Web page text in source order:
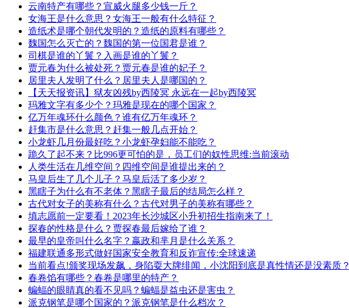
云南特产有哪些？宣威火腿多少钱一斤？
女海王是什么意思？女海王一般有什么特征？
造纸术是哪个朝代发明的？造纸的原料有哪些？
魏国怎么灭亡的？魏国的第一位国君是谁？
司棋是谁的丫鬟？入画是谁的丫鬟？
贾元春为什么被处死？贾元春是谁的妃子？
居里夫人发明了什么？居里夫人是哪国的？
【天天报资讯】狱友凶残by西陵冥 永远在一起by西陵冥
玛雅文字有多少个？玛雅是现在的哪个国家？
亿万年魂环什么颜色？谁有亿万年魂环？
赶集市是什么意思？赶集一般几点开始？
小龙虾几月份最好吃？小龙虾孕妇能不能吃？
跪久了起不来？比996更可怕的是，员工们的奴性思维:当前滚动
人类生活在几维空间？四维空间是谁提出来的？
马皇后生了几个儿子？马皇后活了多少岁？
黑瞎子为什么有不老体？黑瞎子最后的结局怎么样？
古代对女子的美称有什么？古代对男子的美称有哪些？
填志愿前一定要看！2023年长沙城区小升初招生指南来了！
探春的性格是什么？贾探春最后嫁给了谁？
最早的皇帝叫什么名字？嬴政和芈月是什么关系？
福建联通多形式做好国家安全教育和反诈宣传:全球速递
当前看点!颁奖现场发飙，身陷耍大牌绯闻，小沈阳到底是真性情还是没素质？
春卷馅有哪些？春卷是哪里的特产？
蝙蝠的眼睛真的看不见吗？蝙蝠是益虫还是害虫？
派克钢笔是哪个国家的？派克钢笔是什么档次？